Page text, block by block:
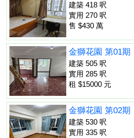
建築 418 呎
實用 270 呎
售 $430 萬
金獅花園 第01期
建築 505 呎
實用 285 呎
租 $15000 元
金獅花園 第02期
建築 530 呎
實用 335 呎